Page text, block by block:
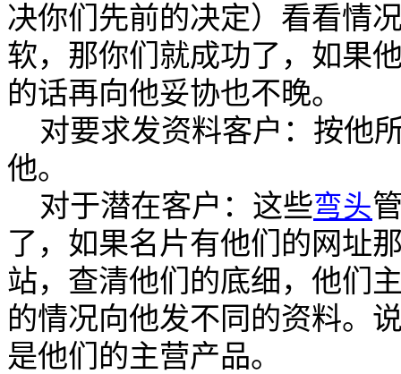
决你们先前的决定）看看情
软，那你们就成功了，如果
的话再向他妥协也不晚。
对要求发资料客户：按他
他。
对于潜在客户：这些弯头
了，如果名片有他们的网址
站，查清他们的底细，他们
的情况向他发不同的资料。
是他们的主营产品。